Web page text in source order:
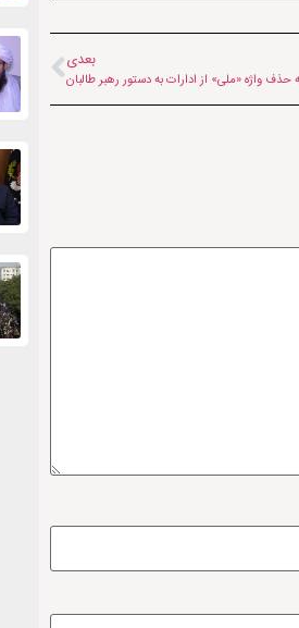
بعدی
واژه «ملی» از ادارات به دستور رهبر طالبان